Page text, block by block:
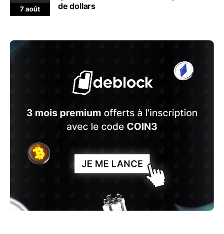
de dollars